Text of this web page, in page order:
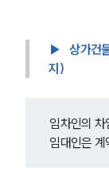
▶ 상가건
지)
임차인의
임대인은 계